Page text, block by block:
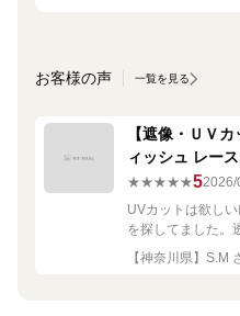
お客様の声 一覧を見る
【遮像・ＵＶ
ィッシュ レー
67249R シルバ
★★★★★52026/
UVカットは欲し
を探してました。
ちょうど良く思っ
す。
【神奈川県】S.M